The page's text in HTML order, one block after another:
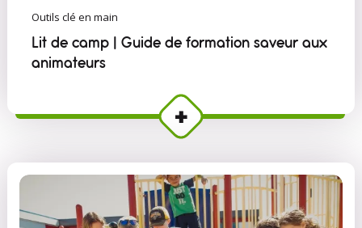
Outils clé en main
Lit de camp | Guide de formation saveur aux
animateurs